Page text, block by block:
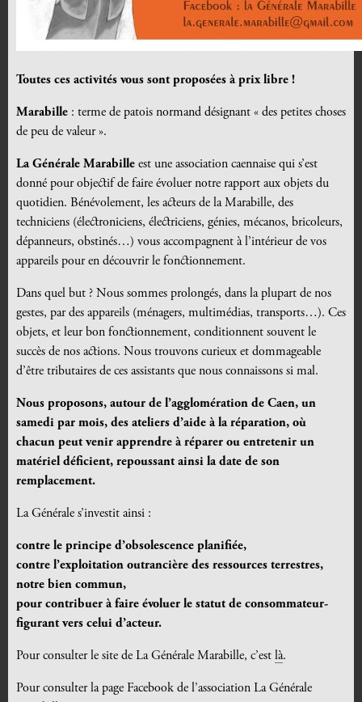
Toutes ces activités vous sont proposées à prix libre !
Marabille : terme de patois normand désignant « des petites choses
de peu de valeur ».
La Générale Marabille est une association caennaise qui s’est
donné pour objectif de faire évoluer notre rapport aux objets du
quotidien. Bénévolement, les acteurs de la Marabille, des
techniciens (électroniciens, électriciens, génies, mécanos, bricoleurs,
dépanneurs, obstinés…) vous accompagnent à l’intérieur de vos
appareils pour en découvrir le fonctionnement.
Dans quel but ? Nous sommes prolongés, dans la plupart de nos
gestes, par des appareils (ménagers, multimédias, transports…). Ces
objets, et leur bon fonctionnement, conditionnent souvent le
succès de nos actions. Nous trouvons curieux et dommageable
d’être tributaires de ces assistants que nous connaissons si mal.
Nous proposons, autour de l’agglomération de Caen, un
samedi par mois, des ateliers d’aide à la réparation, où
chacun peut venir apprendre à réparer ou entretenir un
matériel déficient, repoussant ainsi la date de son
remplacement.
La Générale s’investit ainsi :
contre le principe d’obsolescence planifiée,
contre l’exploitation outrancière des ressources terrestres,
notre bien commun,
pour contribuer à faire évoluer le statut de consommateur-
figurant vers celui d’acteur.
Pour consulter le site de La Générale Marabille, c’est là.
Pour consulter la page Facebook de l’association La Générale